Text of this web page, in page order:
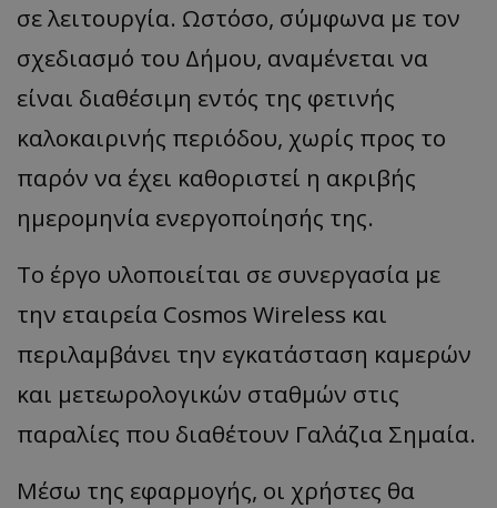
σε λειτουργία. Ωστόσο, σύμφωνα με τον
σχεδιασμό του Δήμου, αναμένεται να
είναι διαθέσιμη εντός της φετινής
καλοκαιρινής περιόδου, χωρίς προς το
παρόν να έχει καθοριστεί η ακριβής
ημερομηνία ενεργοποίησής της.
Το έργο υλοποιείται σε συνεργασία με
την εταιρεία Cosmos Wireless και
περιλαμβάνει την εγκατάσταση καμερών
και μετεωρολογικών σταθμών στις
παραλίες που διαθέτουν Γαλάζια Σημαία.
Μέσω της εφαρμογής, οι χρήστες θα